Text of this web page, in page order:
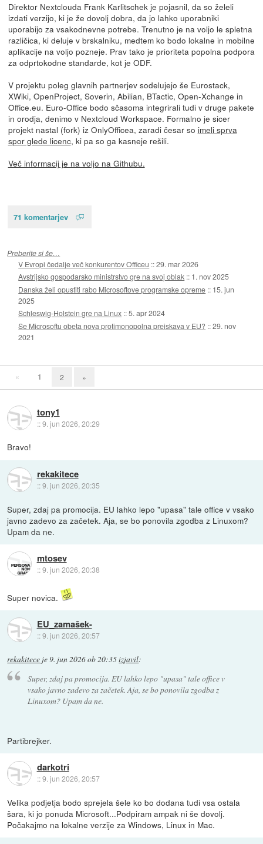
Direktor Nextclouda Frank Karlitschek je pojasnil, da so želeli
izdati verzijo, ki je že dovolj dobra, da jo lahko uporabniki
uporabijo za vsakodnevne potrebe. Trenutno je na voljo le spletna
različica, ki deluje v brskalniku, medtem ko bodo lokalne in mobilne
aplikacije na voljo pozneje. Prav tako je prioriteta popolna podpora
za odprtokodne standarde, kot je ODF.
V projektu poleg glavnih partnerjev sodelujejo še Eurostack,
XWiki, OpenProject, Soverin, Abilian, BTactic, Open-Xchange in
Office.eu. Euro-Office bodo sčasoma integrirali tudi v druge pakete
in orodja, denimo v Nextcloud Workspace. Formalno je sicer
projekt nastal (fork) iz OnlyOfficea, zaradi česar so imeli sprva
spor glede licenc, ki pa so ga kasneje rešili.
Več informacij je na voljo na Githubu.
71 komentarjev
Preberite si še…
V Evropi čedalje več konkurentov Officeu ::29. mar 2026
Avstrijsko gospodarsko ministrstvo gre na svoj oblak :: 1. nov 2025
Danska želi opustiti rabo Microsoftove programske opreme :: 15. jun
2025
Schleswig-Holstein gre na Linux ::5. apr 2024
Se Microsoftu obeta nova protimonopolna preiskava v EU? ::29. nov
2021
« 1 2 »
tony1
::9. jun 2026, 20:29
Bravo!
rekakitece
::9. jun 2026, 20:35
Super, zdaj pa promocija. EU lahko lepo "upasa" tale office v vsako
javno zadevo za začetek. Aja, se bo ponovila zgodba z Linuxom?
Upam da ne.
mtosev
::9. jun 2026, 20:38
Super novica.
EU_zamašek-
::9. jun 2026, 20:57
rekakitece je 9. jun 2026 ob 20:35izjavil:
Super, zdaj pa promocija. EU lahko lepo "upasa" tale office v
vsako javno zadevo za začetek. Aja, se bo ponovila zgodba z
Linuxom? Upam da ne.
Partibrejker.
darkotri
::9. jun 2026, 20:57
Velika podjetja bodo sprejela šele ko bo dodana tudi vsa ostala
šara, ki jo ponuda Microsoft...Podpiram ampak ni še dovolj.
Počakajmo na lokalne verzije za Windows, Linux in Mac.